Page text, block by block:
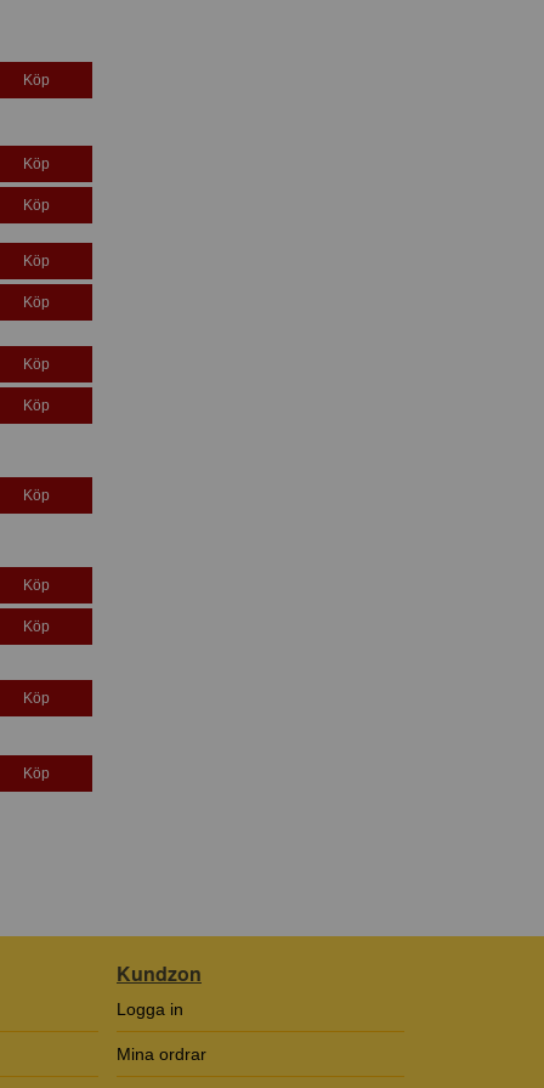
Köp
Köp
Köp
Köp
Köp
Köp
Köp
Köp
Köp
Köp
Köp
Köp
Kundzon
Logga in
Mina ordrar